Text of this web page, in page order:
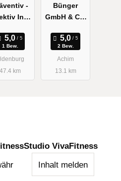
-
Inh.
1 Bew.
47.4 km
Bünger
GmbH & Co.
2 Bew.
Achim
13.1 km
VivaFitness
Inhalt melden